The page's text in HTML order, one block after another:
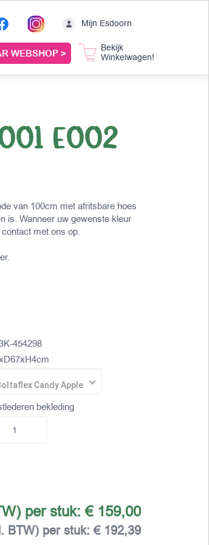
Mijn Esdoorn
WEBSHOP >
Bekijk
Winkelwagen!
E002
van 100cm met afritsbare hoes
is. Wanneer uw gewenste kleur
met ons op.
454298
Candy Apple
bekleding
per stuk:€ 159,00
BTW) per stuk:€ 192,39